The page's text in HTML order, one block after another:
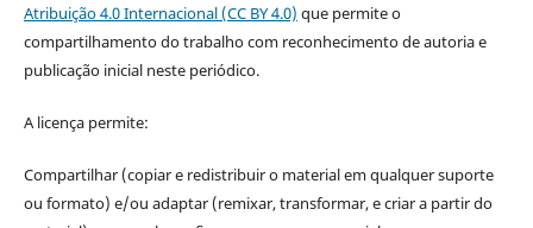
Atribuição 4.0 Internacional (CC BY 4.0) que permite o
compartilhamento do trabalho com reconhecimento de autoria e
publicação inicial neste periódico.
A licença permite:
Compartilhar (copiar e redistribuir o material em qualquer suporte
ou formato) e/ou adaptar (remixar, transformar, e criar a partir do